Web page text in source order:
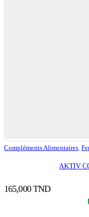
Compléments Alimentaires
AKTIV
165,000TND